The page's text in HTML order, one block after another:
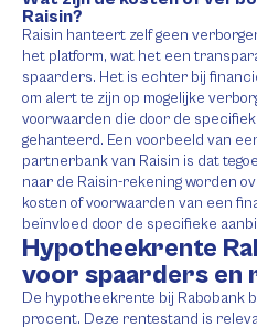
Raisin?
Raisin hanteert zelf geen
het platform, wat het een
spaarders. Het is echter bij
om alert te zijn op mogelijke
voorwaarden die door de
gehanteerd. Een voorbeeld van
partnerbank van Raisin is dat
naar de Raisin-rekening worden
kosten of voorwaarden van een
beïnvloed door de specifieke
Hypotheekrente
voor spaarders en
De hypotheekrente bij Rabobank
procent. Deze rentestand is